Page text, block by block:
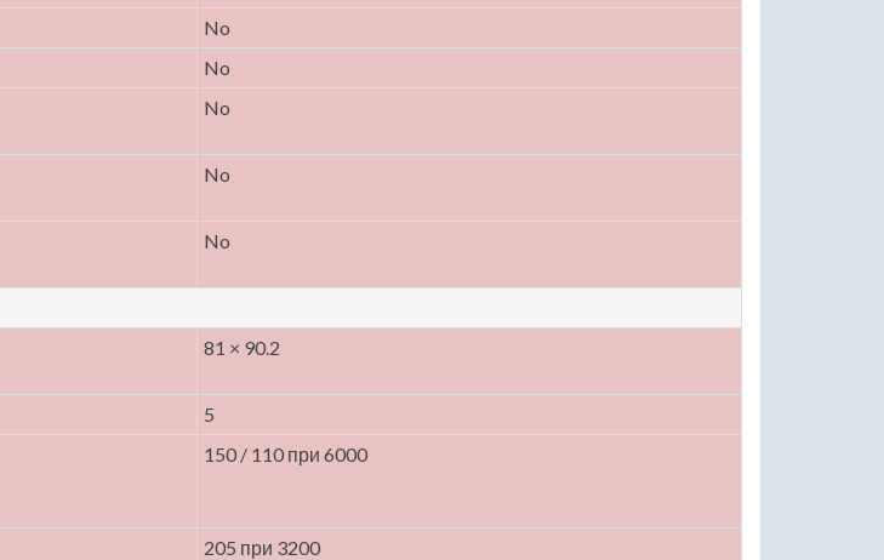
No
No
No
No
No
81 × 90.2
5
150 / 110 при 6000
205 при 3200